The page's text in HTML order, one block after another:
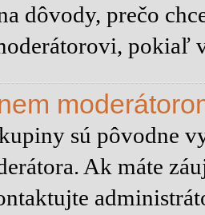
dôvody, prečo
pokiaľ
sú pôvodne
Ak máte